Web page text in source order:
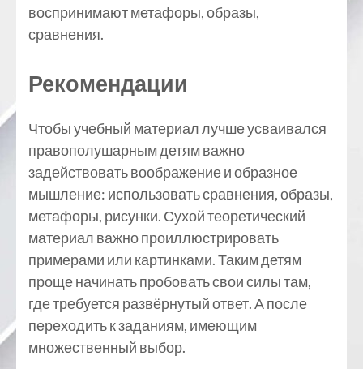
воспринимают метафоры, образы,
сравнения.
Рекомендации
Чтобы учебный материал лучше усваивался
правополушарным детям важно
задействовать воображение и образное
мышление: использовать сравнения, образы,
метафоры, рисунки. Сухой теоретический
материал важно проиллюстрировать
примерами или картинками. Таким детям
проще начинать пробовать свои силы там,
где требуется развёрнутый ответ. А после
переходить к заданиям, имеющим
множественный выбор.